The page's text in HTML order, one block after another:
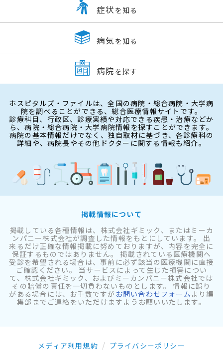
症状 を知る
病気 を知る
病院 を探す
ホスピタルズ・ファイルは、全国の病院・総合病院・大学病
院を調べることができる、総合医療情報サイトです。
診療科目、行政区、診療実績や対応できる疾患・治療などか
ら、病院・総合病院・大学病院情報を探すことができます。
病院の基本情報だけでなく、独自取材に基づき、各診療科の
詳細や、病院長やその他ドクターに関する情報も紹介。
掲載情報について
掲載している各種情報は、株式会社ギミック、またはミーカ
ンパニー株式会社が調査した情報をもとにしています。 出
来るだけ正確な情報掲載に努めておりますが、内容を完全に
保証するものではありません。 掲載されている医療機関へ
受診を希望される場合は、事前に必ず該当の医療機関に直接
ご確認ください。 当サービスによって生じた損害につい
て、株式会社ギミック、およびミーカンパニー株式会社では
その賠償の責任を一切負わないものとします。 情報に誤り
がある場合には、お手数ですが お問い合わせフォーム より編
集部までご連絡をいただけますようお願いいたします。
メディア利用規約
プライバシーポリシー